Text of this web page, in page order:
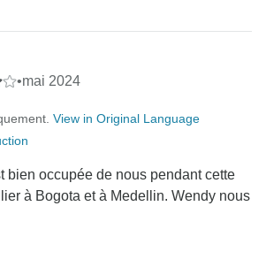
•mai 2024
View in Original Language
bien occupée de nous pendant cette
à Bogota et à Medellin. Wendy nous